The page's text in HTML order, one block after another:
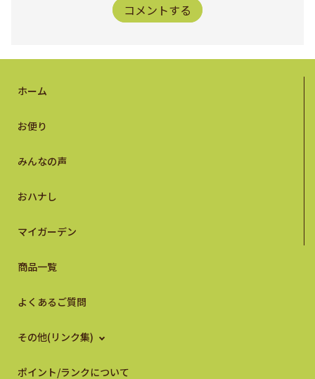
コメントする
ホーム
お便り
みんなの声
おハナし
マイガーデン
商品一覧
よくあるご質問
その他(リンク集)
ポイント/ランクについて